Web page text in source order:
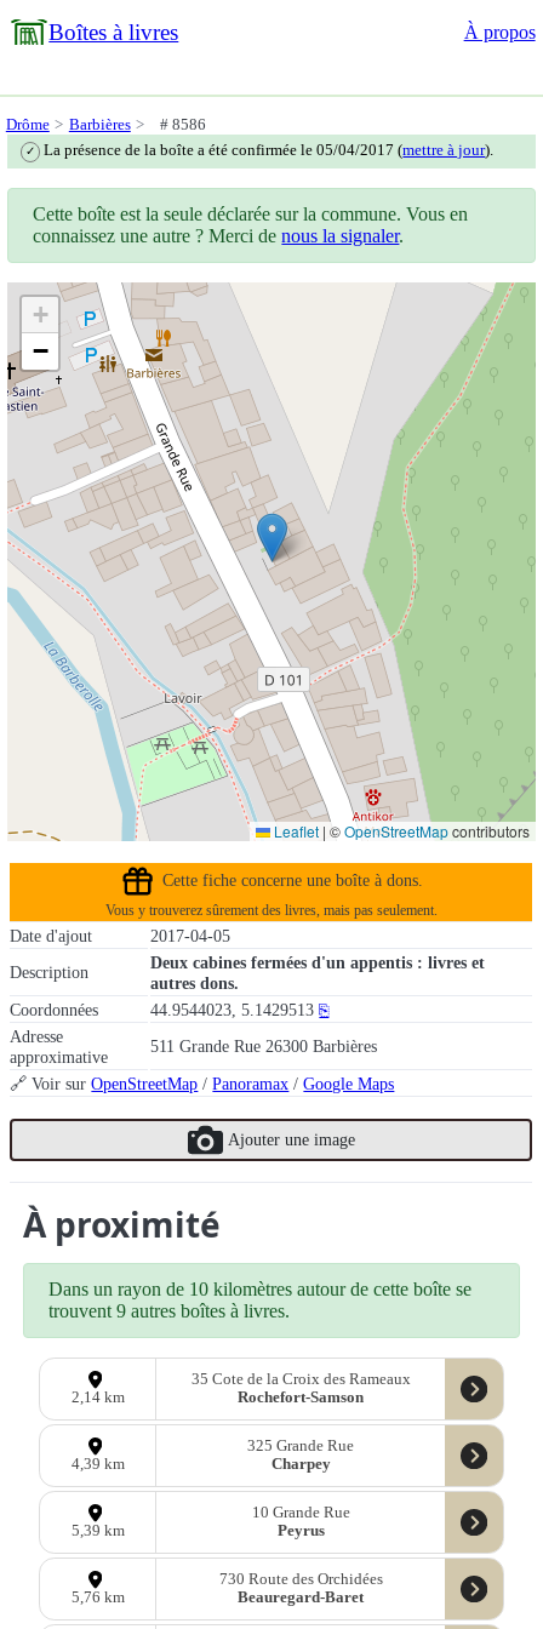
Boîtes à livres À propos
Drôme Barbières # 8586
✓ La présence de la boîte a été confirmée le 05/04/2017 (mettre à jour).
Cette fiche concerne une boîte à dons.
Vous y trouverez sûrement des livres, mais pas seulement.
Date d'ajout
2017-04-05
Description
Deux cabines fermées d'un appentis : livres et
autres dons.
Coordonnées
44.9544023, 5.1429513 ⎘
Adresse
approximative
511 Grande Rue 26300 Barbières
🔗 Voir surOpenStreetMap /Panoramax /Google Maps
Ajouter une image
Cette boîte est la seule déclarée sur la commune. Vous en
connaissez une autre ? Merci denous la signaler.
+
−
Leaflet | ©OpenStreetMapcontributors
À proximité
Dans un rayon de 10 kilomètres autour de cette boîte se
trouvent 9 autres boîtes à livres.
2,14 km
35 Cote de la Croix des Rameaux
Rochefort-Samson
4,39 km
325 Grande Rue
Charpey
5,39 km
10 Grande Rue
Peyrus
5,76 km
730 Route des Orchidées
Beauregard-Baret